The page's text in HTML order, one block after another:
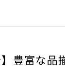
】豊富な